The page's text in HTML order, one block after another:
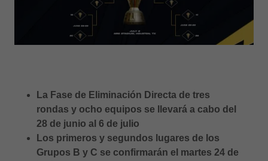
La Fase de Eliminación Directa de tres
rondas y ocho equipos se llevará a cabo del
28 de junio al 6 de julio
Los primeros y segundos lugares de los
Grupos B y C se confirmarán el martes 24 de